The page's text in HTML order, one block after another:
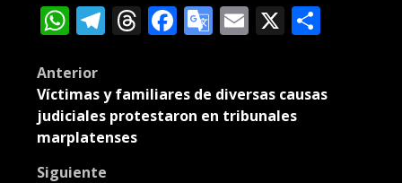
WhatsApp
Telegram
Threads
Facebook
Google
Email
X
Post
navigation
Anterior
Víctimas y familiares de diversas causas
judiciales protestaron en tribunales
marplatenses
Siguiente